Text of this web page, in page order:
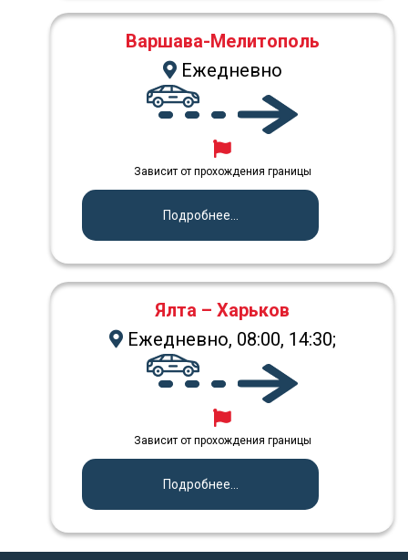
Варшава-Мелитополь
Ежедневно
Зависит от прохождения границы
Подробнее...
Ялта – Харьков
Ежедневно, 08:00, 14:30;
Зависит от прохождения границы
Подробнее...